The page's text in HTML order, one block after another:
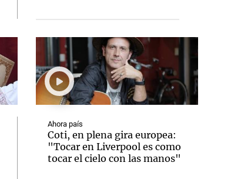
Ahora país
Coti, en plena gira europea:
"Tocar en Liverpool es como
tocar el cielo con las manos"